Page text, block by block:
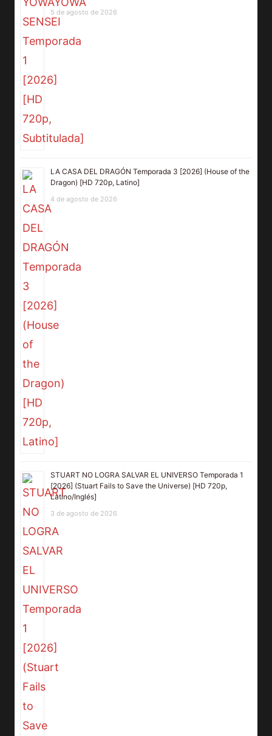
5 de agosto de 2026
LA CASA DEL DRAGÓN Temporada 3 [2026] (House of the
Dragon) [HD 720p, Latino]
4 de agosto de 2026
STUART NO LOGRA SALVAR EL UNIVERSO Temporada 1
[2026] (Stuart Fails to Save the Universe) [HD 720p,
Latino/Inglés]
3 de agosto de 2026